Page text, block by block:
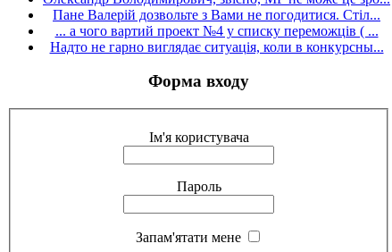
Пане Валерій дозвольте з Вами не погодитися. Стіл...
... а чого вартий проект №4 у списку переможців ( ...
Надто не гарно виглядає ситуація, коли в конкурсны...
Форма входу
Ім'я користувача
Пароль
Запам'ятати мене